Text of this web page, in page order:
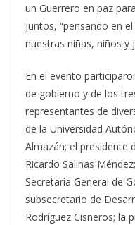
un Guerrero en paz
juntos, “pensando en
nuestras niñas, niños y
En el evento
de gobierno y de los
representantes de
de la Universidad
Almazán; el presidente
Ricardo Salinas
Secretaría General de
subsecretario de
Rodríguez Cisneros; la